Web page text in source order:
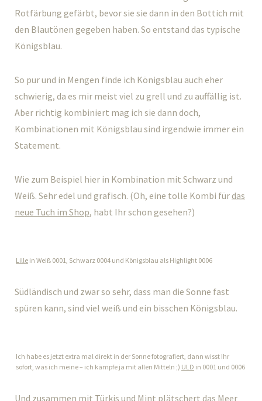
Rotfärbung gefärbt, bevor sie sie dann in den Bottich mit
den Blautönen gegeben haben. So entstand das typische
Königsblau.
So pur und in Mengen finde ich Königsblau auch eher
schwierig, da es mir meist viel zu grell und zu auffällig ist.
Aber richtig kombiniert mag ich sie dann doch,
Kombinationen mit Königsblau sind irgendwie immer ein
Statement.
Wie zum Beispiel hier in Kombination mit Schwarz und
Weiß. Sehr edel und grafisch. (Oh, eine tolle Kombi fürdas
neue Tuch im Shop, habt Ihr schon gesehen?)
Lille in Weiß 0001, Schwarz 0004 und Königsblau als Highlight 0006
Südländisch und zwar so sehr, dass man die Sonne fast
spüren kann, sind viel weiß und ein bisschen Königsblau.
Ich habe es jetzt extra mal direkt in der Sonne fotografiert, dann wisst Ihr
sofort, was ich meine – ich kämpfe ja mit allen Mitteln ;) ULD in 0001 und 0006
Und zusammen mit Türkis und Mint plätschert das Meer